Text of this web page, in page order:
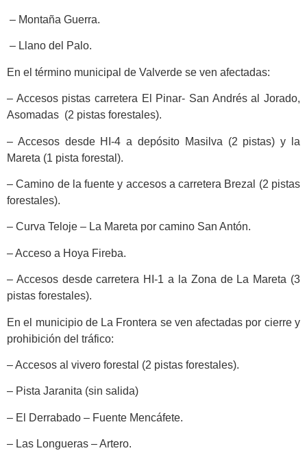
– Montaña Guerra.
– Llano del Palo.
En el término municipal de Valverde se ven afectadas:
– Accesos pistas carretera El Pinar- San Andrés al Jorado,
Asomadas (2 pistas forestales).
– Accesos desde HI-4 a depósito Masilva (2 pistas) y la
Mareta (1 pista forestal).
– Camino de la fuente y accesos a carretera Brezal (2 pistas
forestales).
– Curva Teloje – La Mareta por camino San Antón.
– Acceso a Hoya Fireba.
– Accesos desde carretera HI-1 a la Zona de La Mareta (3
pistas forestales).
En el municipio de La Frontera se ven afectadas por cierre y
prohibición del tráfico:
– Accesos al vivero forestal (2 pistas forestales).
– Pista Jaranita (sin salida)
– El Derrabado – Fuente Mencáfete.
– Las Longueras – Artero.